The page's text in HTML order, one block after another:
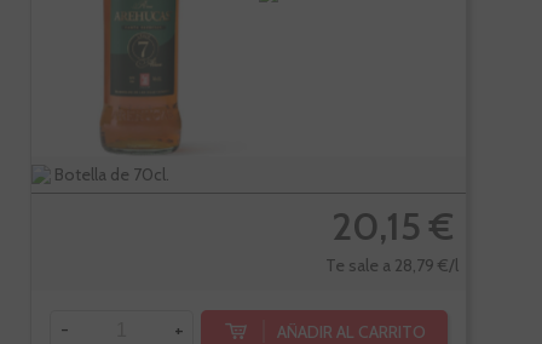
Botella de 70cl.
20,15 €
Te sale a 28,79 €/l
- + AÑADIR AL CARRITO